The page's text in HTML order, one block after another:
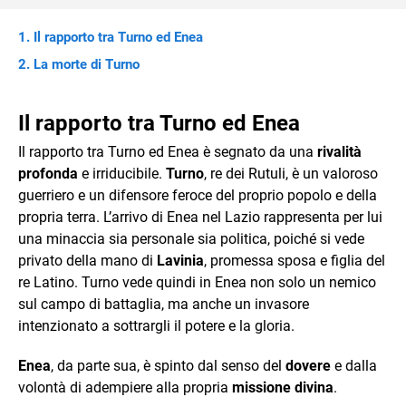
Il rapporto tra Turno ed Enea
La morte di Turno
Il rapporto tra Turno ed Enea
Il rapporto tra Turno ed Enea è segnato da una rivalità
profonda e irriducibile. Turno, re dei Rutuli, è un valoroso
guerriero e un difensore feroce del proprio popolo e della
propria terra. L’arrivo di Enea nel Lazio rappresenta per lui
una minaccia sia personale sia politica, poiché si vede
privato della mano di Lavinia, promessa sposa e figlia del
re Latino. Turno vede quindi in Enea non solo un nemico
sul campo di battaglia, ma anche un invasore
intenzionato a sottrargli il potere e la gloria.
Enea, da parte sua, è spinto dal senso del dovere e dalla
volontà di adempiere alla propria missione divina.